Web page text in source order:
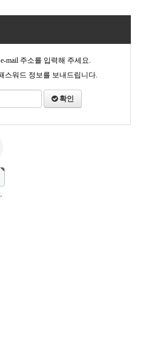
mail 주소를 입력해 주세요.
스워드 정보를 보내드립니다.
확인